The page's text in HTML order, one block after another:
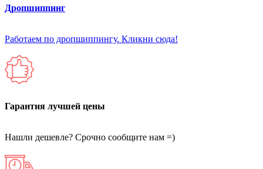
Дропшиппинг
Работаем по дропшиппингу. Кликни сюда!
Гарантия лучшей цены
Нашли дешевле? Срочно сообщите нам =)